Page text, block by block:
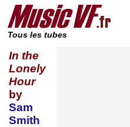
Tous les tubes
In the
Lonely
Hour
by
Sam
Smith